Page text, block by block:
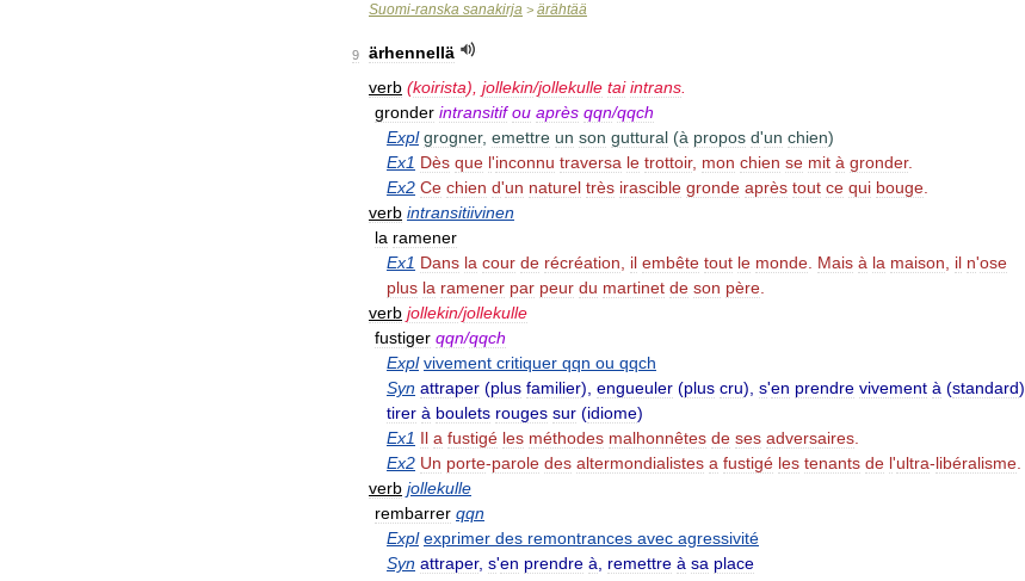
Suomi-ranska sanakirja > ärähtää
9
ärhennellä
verb (koirista), jollekin/jollekulle tai intrans
gronder intransitif ou après qqn/qqch
Expl grogner, emettre un son guttural (à propos d'un chien)
Ex1 Dès que l'inconnu traversa le trottoir, mon chien se mit à gronder.
Ex2 Ce chien d'un naturel très irascible gronde après tout ce qui bouge
verb intransitiivinen
la ramener
Ex1 Dans la cour de récréation il embête tout le monde Mais à la maison il n'ose
plus la ramener par peur du martinet de son père
verb jollekin/jollekulle
fustiger qqn/qqch
Expl vivement critiquer qqn ou qqch
Syn attraper (plus familier), engueuler (plus cru), s'en prendre vivement à (standard),
tirer à boulets rouges sur (idiome)
Ex1 Il a fustigé les méthodes malhonnêtes de ses adversaires
Ex2 Un porte-parole des altermondialistes a fustigé les tenants de l'ultra-libéralisme
verb jollekulle
rembarrer qqn
Expl exprimer des remontrances avec agressivité
Syn attraper, s'en prendre à remettre à sa place